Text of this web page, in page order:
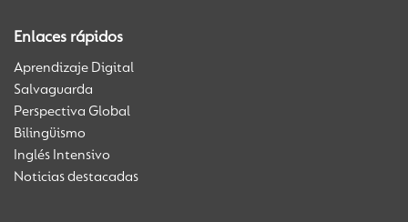
Enlaces rápidos
Aprendizaje Digital
Salvaguarda
Perspectiva Global
Bilingüismo
Inglés Intensivo
Noticias destacadas